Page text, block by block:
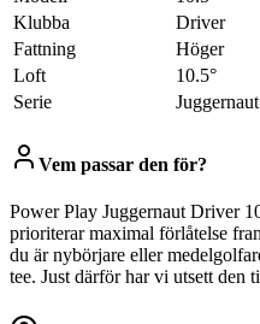
Klubba
Driver
Fattning
Höger
Loft
10.5°
Serie
Juggernaut
Vem passar den för?
Power Play Juggernaut Driver
prioriterar maximal förlåtelse
du är nybörjare eller
tee. Just därför har vi utsett den